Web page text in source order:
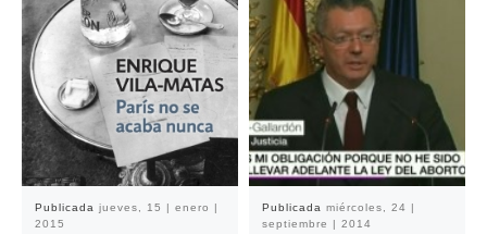
Publicada jueves, 15 | enero |
2015
Publicada miércoles, 24 |
septiembre | 2014